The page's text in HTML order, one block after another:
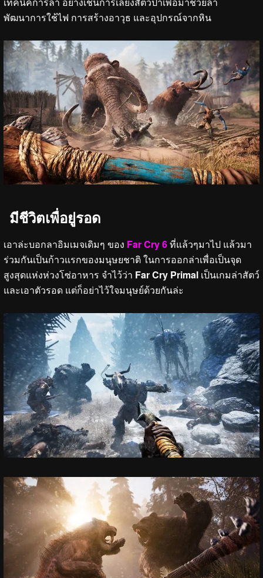
พัฒนาการใช้ไฟ การสร้างอาวุธ และอุปกรณ์จากหิน
มีชีวิตเพื่อยู่รอด
เอาล่ะบอกลาอิมเมจเดิมๆ ของ Far Cry 6ที่แล้วๆมาไป แล้วมา
ร่วมกันเป็นก้าวแรกของมนุษยชาติ ในการออกล่าเพื่อเป็นจุด
สูงสุดแห่งห่วงโซ่อาหาร จำไว้ว่า Far Cry Primal เป็นเกมล่าสัตว์
และเอาตัวรอด แต่ก็อย่าไว้ใจมนุษย์ด้วยกันล่ะ